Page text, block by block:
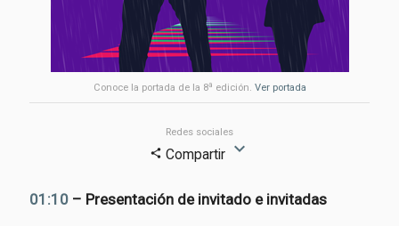
Conoce la portada de la 8a edición. Ver portada
Redes sociales
share Compartir expand_more
01:10– Presentación de invitado e invitadas